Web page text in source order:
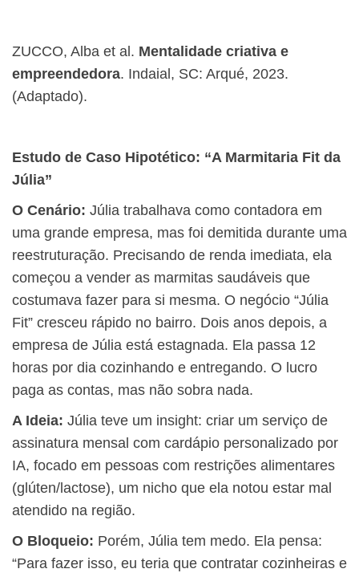
ZUCCO, Alba et al. Mentalidade criativa e
empreendedora. Indaial, SC: Arqué, 2023.
(Adaptado).
Estudo de Caso Hipotético: “A Marmitaria Fit da
Júlia”
O Cenário: Júlia trabalhava como contadora em
uma grande empresa, mas foi demitida durante uma
reestruturação. Precisando de renda imediata, ela
começou a vender as marmitas saudáveis que
costumava fazer para si mesma. O negócio “Júlia
Fit” cresceu rápido no bairro. Dois anos depois, a
empresa de Júlia está estagnada. Ela passa 12
horas por dia cozinhando e entregando. O lucro
paga as contas, mas não sobra nada.
A Ideia: Júlia teve um insight: criar um serviço de
assinatura mensal com cardápio personalizado por
IA, focado em pessoas com restrições alimentares
(glúten/lactose), um nicho que ela notou estar mal
atendido na região.
O Bloqueio: Porém, Júlia tem medo. Ela pensa:
“Para fazer isso, eu teria que contratar cozinheiras e